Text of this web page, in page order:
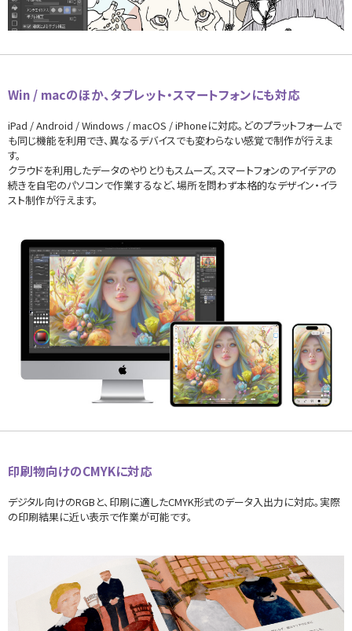
Win / macのほか、タブレット・スマートフォンにも対応
iPad / Android / Windows / macOS / iPhoneに対応。どのプラットフォームで
も同じ機能を利用でき、異なるデバイスでも変わらない感覚で制作が行えま
す。
クラウドを利用したデータのやりとりもスムーズ。スマートフォンのアイデアの
続きを自宅のパソコンで作業するなど、場所を問わず本格的なデザイン・イラ
スト制作が行えます。
印刷物向けのCMYKに対応
デジタル向けのRGBと、印刷に適したCMYK形式のデータ入出力に対応。実際
の印刷結果に近い表示で作業が可能です。